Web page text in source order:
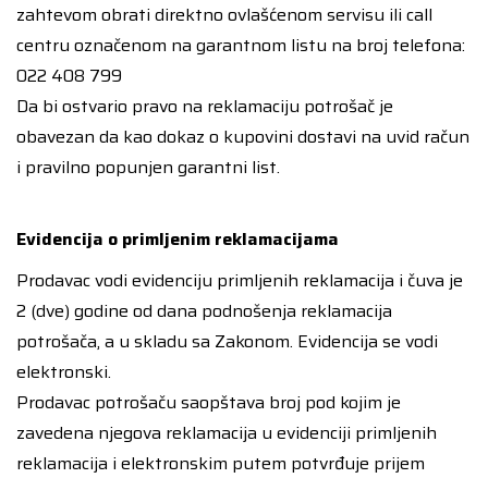
zahtevom obrati direktno ovlašćenom servisu ili call
centru označenom na garantnom listu na broj telefona:
022 408 799
Da bi ostvario pravo na reklamaciju potrošač je
obavezan da kao dokaz o kupovini dostavi na uvid račun
i pravilno popunjen garantni list.
Evidencija o primljenim reklamacijama
Prodavac vodi evidenciju primljenih reklamacija i čuva je
2 (dve) godine od dana podnošenja reklamacija
potrošača, a u skladu sa Zakonom. Evidencija se vodi
elektronski.
Prodavac potrošaču saopštava broj pod kojim je
zavedena njegova reklamacija u evidenciji primljenih
reklamacija i elektronskim putem potvrđuje prijem